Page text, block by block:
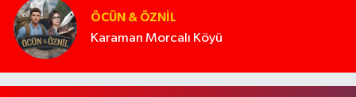
ÖCÜN & ÖZNIL
Karaman Morcalı Köyü